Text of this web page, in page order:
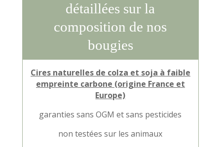
détaillées sur la
composition de nos
bougies
Cires naturelles de colza et soja à faible
empreinte carbone (origine France et
Europe)
garanties sans OGM et sans pesticides
non testées sur les animaux